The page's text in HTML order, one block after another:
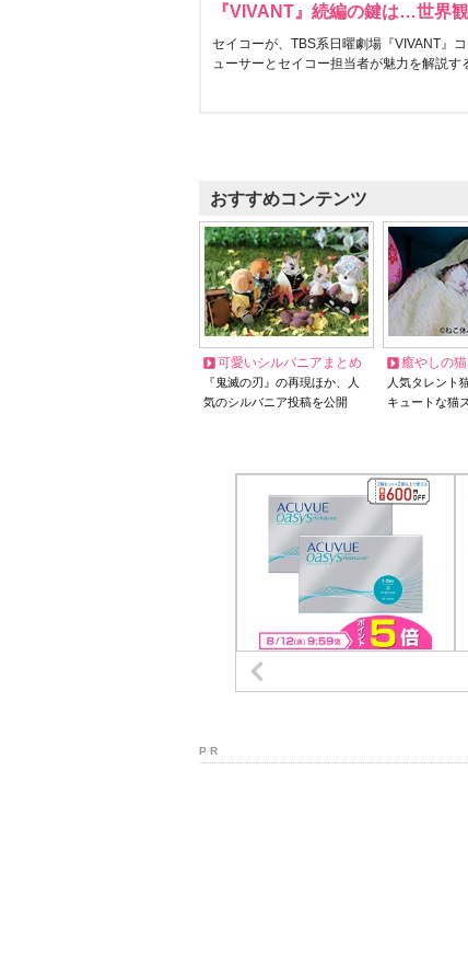
『VIVANT』続編の鍵は…世界
セイコーが、TBS系日曜劇場『VIVANT』
ューサーとセイコー担当者が魅力を解説す
おすすめコンテンツ
可愛いシルバニアまとめ
『鬼滅の刃』の再現ほか、人
気のシルバニア投稿を公開
癒やしの
人気タレント
キュートな猫
P R